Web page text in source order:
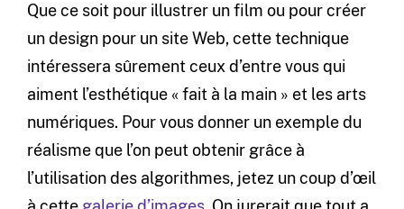
Que ce soit pour illustrer un film ou pour créer
un design pour un site Web, cette technique
intéressera sûrement ceux d’entre vous qui
aiment l’esthétique « fait à la main » et les arts
numériques. Pour vous donner un exemple du
réalisme que l’on peut obtenir grâce à
l’utilisation des algorithmes, jetez un coup d’œil